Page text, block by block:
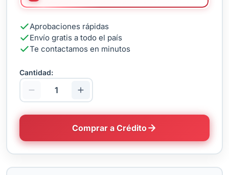
Aprobaciones rápidas
Envío gratis a todo el país
Te contactamos en minutos
Cantidad:
Comprar a Crédito